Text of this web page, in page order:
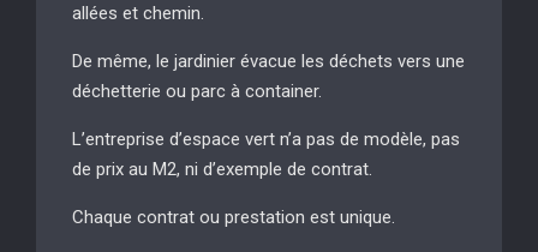
allées et chemin.
De même, le jardinier évacue les déchets vers une
déchetterie ou parc à container.
L’entreprise d’espace vert n’a pas de modèle, pas
de prix au M2, ni d’exemple de contrat.
Chaque contrat ou prestation est unique.